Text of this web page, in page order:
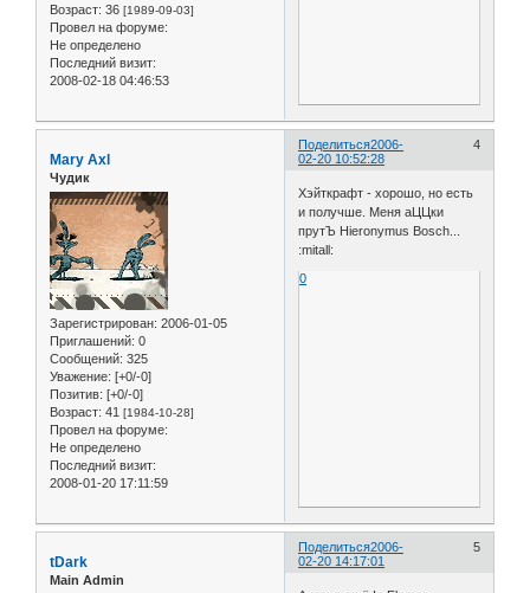
Возраст: 36 [1989-09-03]
Провел на форуме:
Не определено
Последний визит:
2008-02-18 04:46:53
Поделиться 4
2006-
02-20 10:52:28
Mary Axl
Чудик
Зарегистрирован: 2006-01-05
Приглашений: 0
Сообщений: 325
Уважение: [+0/-0]
Позитив: [+0/-0]
Возраст: 41 [1984-10-28]
Провел на форуме:
Не определено
Последний визит:
2008-01-20 17:11:59
Хэйткрафт - хорошо, но есть
и получше. Меня аЦЦки
прутЪ Hieronymus Bosch...
:mitall:
0
Поделиться 5
2006-
02-20 14:17:01
tDark
Main Admin